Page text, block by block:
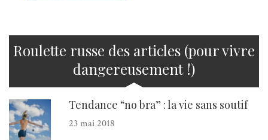
Roulette russe des articles (pour vivre
dangereusement !)
Tendance “no bra” : la vie sans soutif
23 mai 2018